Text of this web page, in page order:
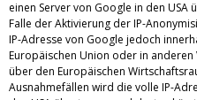
einen Server von Google in den
Falle der Aktivierung der IP-
IP-Adresse von Google jedoch
Europäischen Union oder in
über den Europäischen
Ausnahmefällen wird die volle IP-